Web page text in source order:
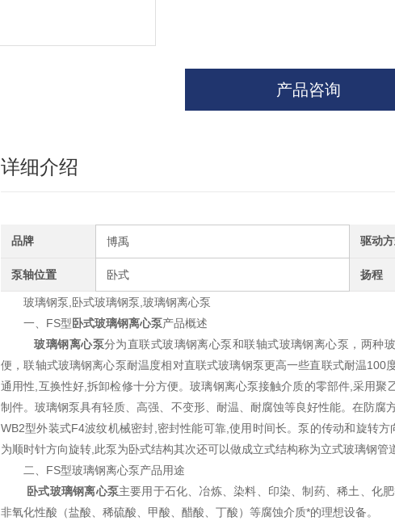
产品咨询
详细介绍
品牌 博禹 驱动
泵轴位置 卧式 扬程
玻璃钢泵,卧式玻璃钢泵,玻璃钢离心泵
一、FS型卧式玻璃钢离心泵产品概述
玻璃钢离心泵分为直联式玻璃钢离心泵和联轴式玻璃钢离心泵，两种
便，联轴式玻璃钢离心泵耐温度相对直联式玻璃钢泵更高一些直联式耐温100
通用性,互换性好,拆卸检修十分方便。玻璃钢离心泵接触介质的零部件,采用聚
制件。玻璃钢泵具有轻质、高强、不变形、耐温、耐腐蚀等良好性能。在防
WB2型外装式F4波纹机械密封,密封性能可靠,使用时间长。泵的传动和旋转
为顺时针方向旋转,此泵为卧式结构其次还可以做成立式结构称为立式玻璃钢管
二、FS型玻璃钢离心泵产品用途
卧式玻璃钢离心泵主要用于石化、冶炼、染料、印染、制药、稀土、化
非氧化性酸（盐酸、稀硫酸、甲酸、醋酸、丁酸）等腐蚀介质*的理想设备。